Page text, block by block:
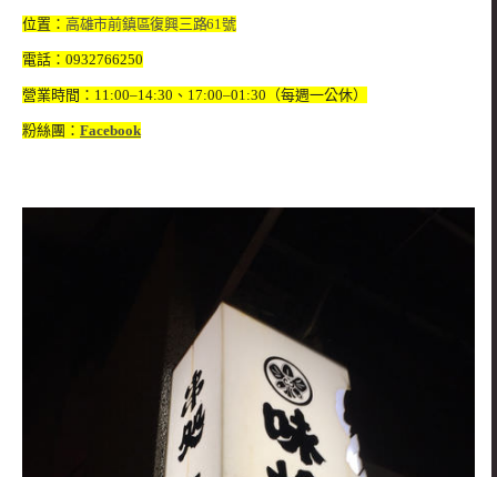
位置： 高雄市前鎮區復興三路61號
電話：0932766250
營業時間：11:00–14:30、17:00–01:30（每週一公休）
粉絲團： Facebook